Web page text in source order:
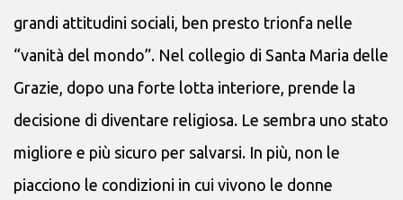
grandi attitudini sociali, ben presto trionfa nelle
“vanità del mondo”. Nel collegio di Santa Maria delle
Grazie, dopo una forte lotta interiore, prende la
decisione di diventare religiosa. Le sembra uno stato
migliore e più sicuro per salvarsi. In più, non le
piacciono le condizioni in cui vivono le donne